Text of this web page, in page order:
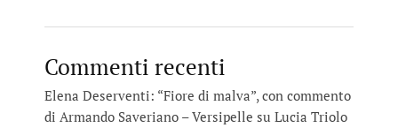
Commenti recenti
Elena Deserventi: “Fiore di malva”, con commento
di Armando Saveriano – Versipelle su Lucia Triolo